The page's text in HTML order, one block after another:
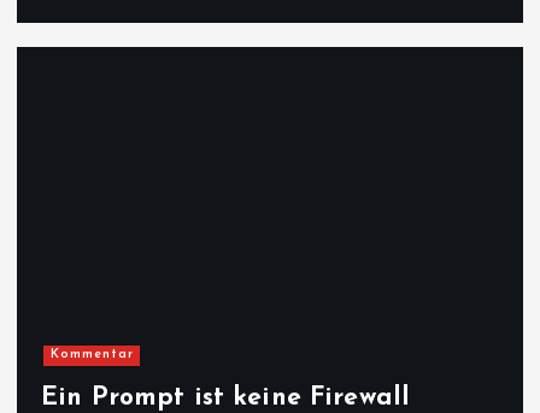
Kommentar
Ein Prompt ist keine Firewall